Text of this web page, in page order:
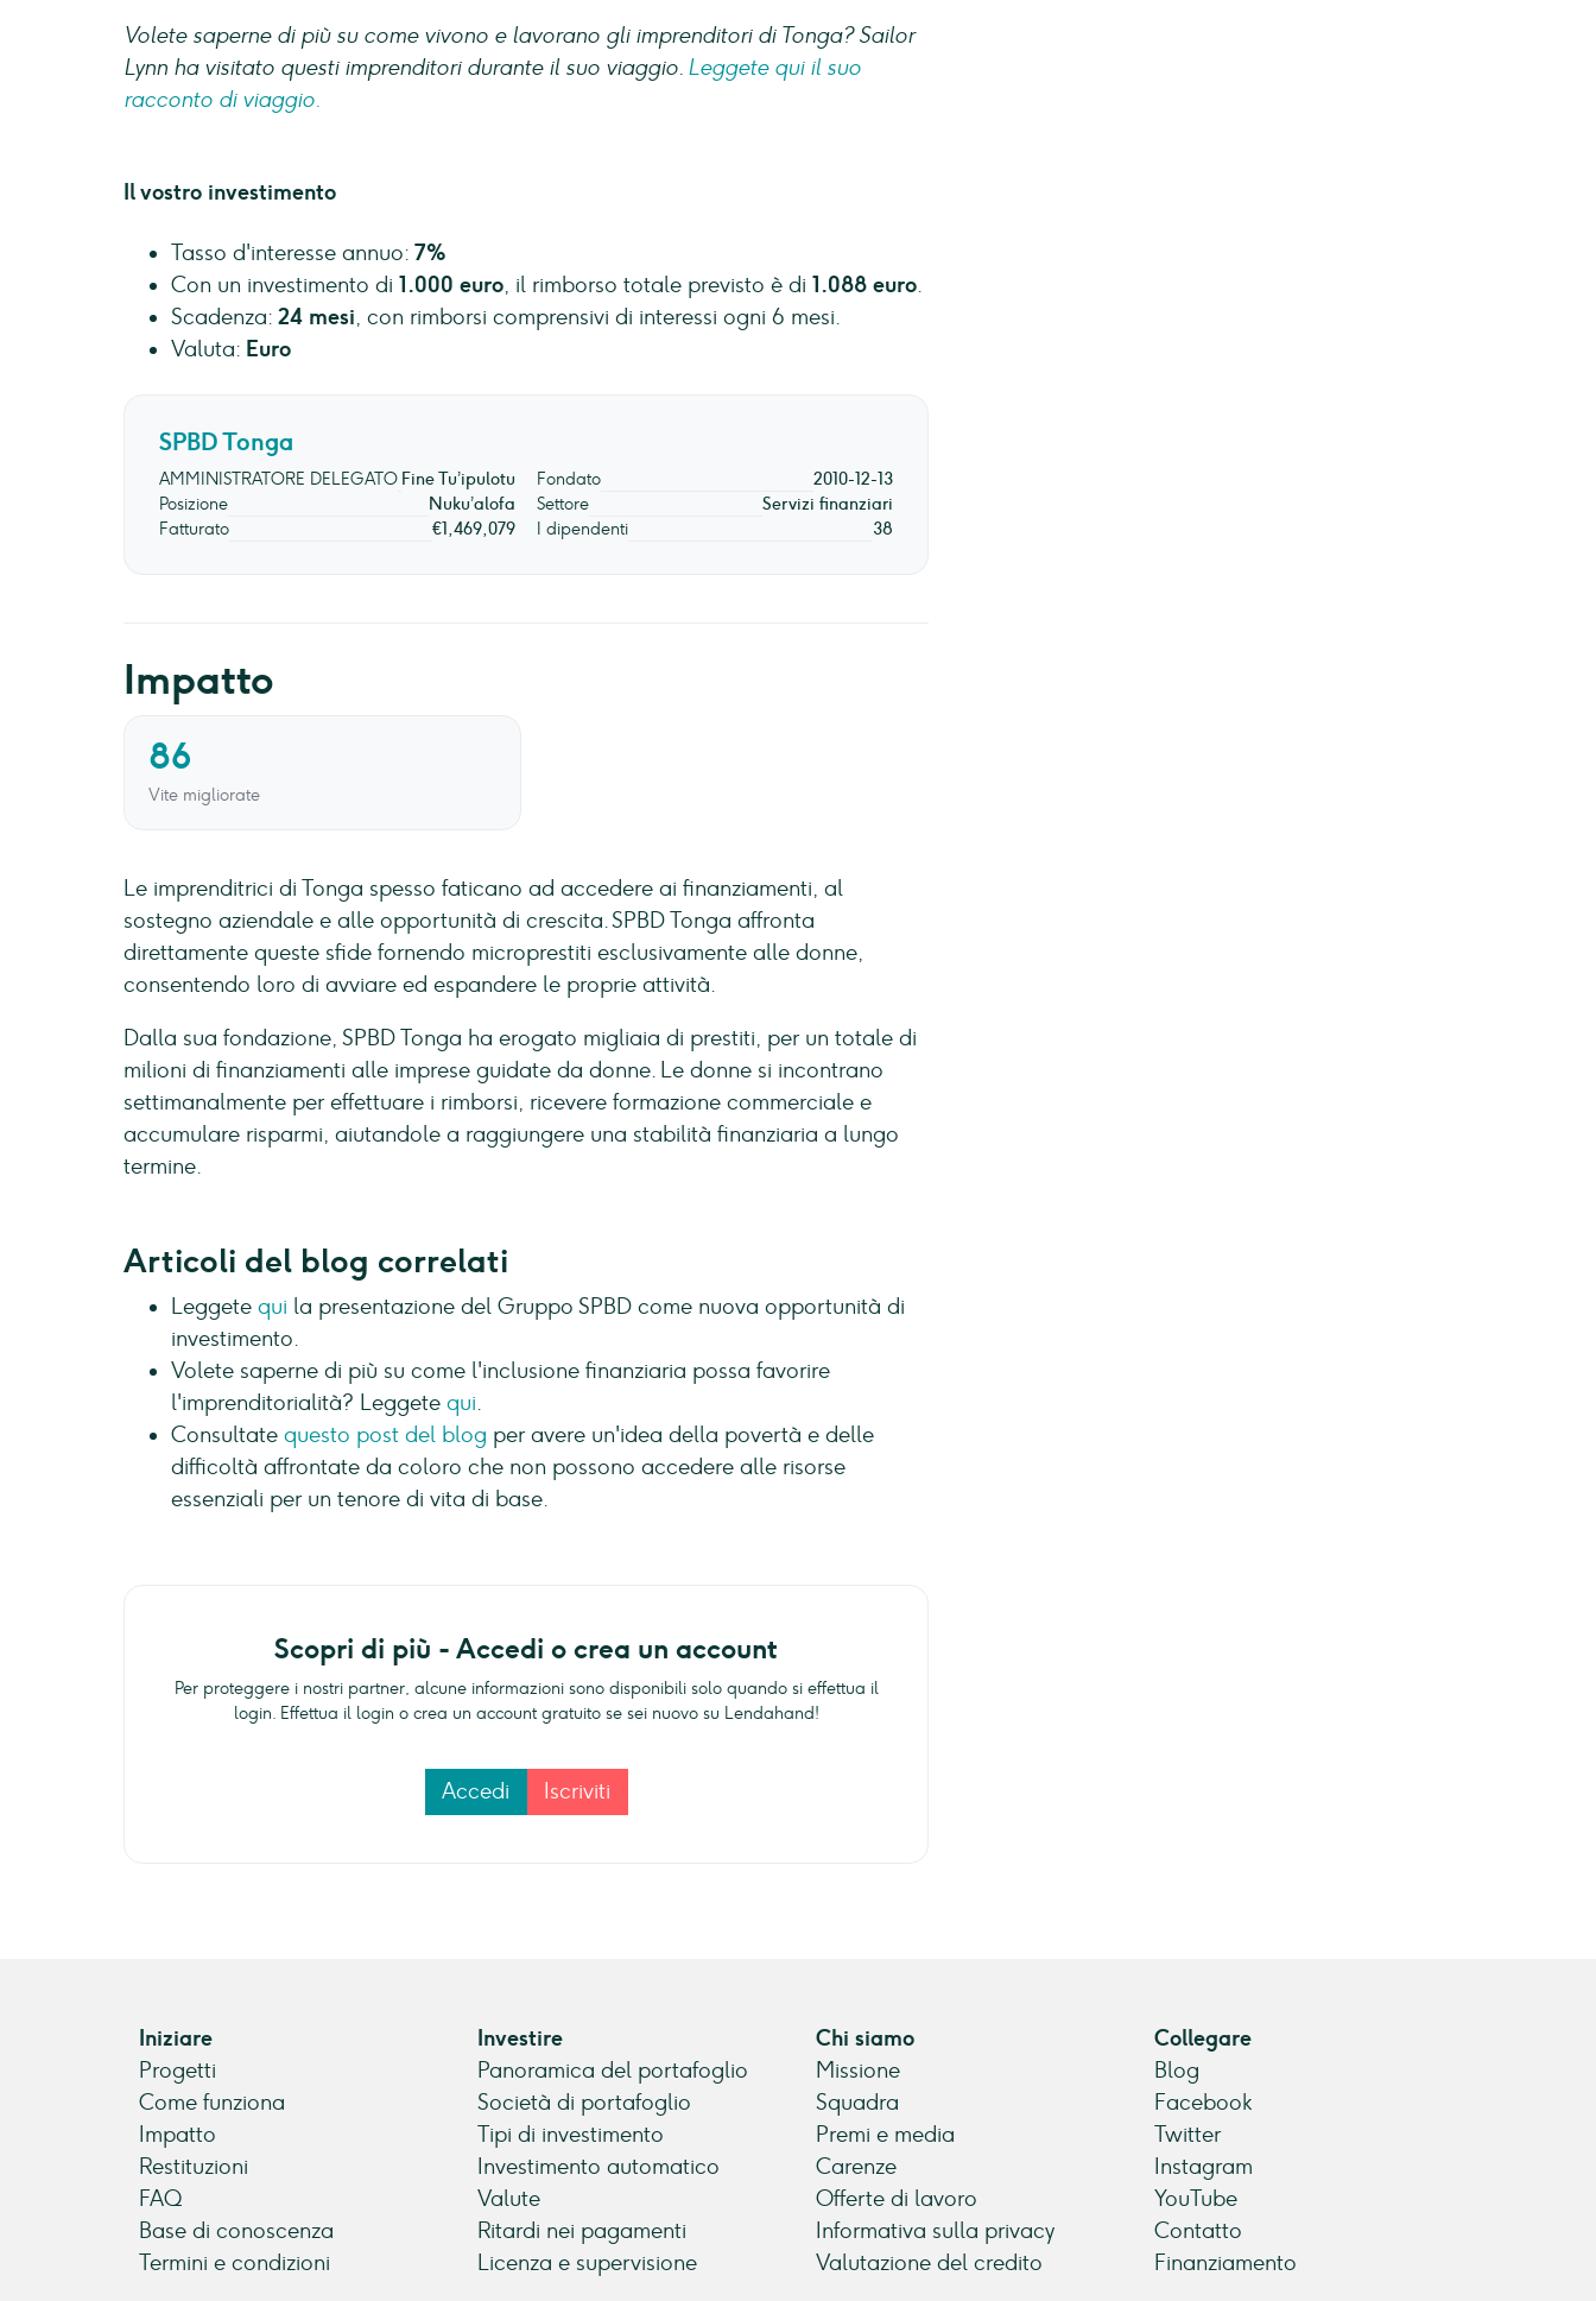
Volete saperne di più su come vivono e lavorano gli imprenditori di Tonga? Sailor
Lynn ha visitato questi imprenditori durante il suo viaggio. Leggete qui il suo
racconto di viaggio.
Il vostro investimento
Tasso d'interesse annuo: 7%
Con un investimento di 1.000 euro, il rimborso totale previsto è di 1.088 euro.
Scadenza: 24 mesi, con rimborsi comprensivi di interessi ogni 6 mesi.
Valuta: Euro
SPBD Tonga
AMMINISTRATORE DELEGATO Fine Tu’ipulotu Fondato
2010-12-13
Posizione
Nuku’alofa Settore
Servizi finanziari
Fatturato
€1,469,079 I dipendenti 38
Impatto
86
Vite migliorate
Le imprenditrici di Tonga spesso faticano ad accedere ai finanziamenti, al
sostegno aziendale e alle opportunità di crescita. SPBD Tonga affronta
direttamente queste sfide fornendo microprestiti esclusivamente alle donne,
consentendo loro di avviare ed espandere le proprie attività.
Dalla sua fondazione, SPBD Tonga ha erogato migliaia di prestiti, per un totale di
milioni di finanziamenti alle imprese guidate da donne. Le donne si incontrano
settimanalmente per effettuare i rimborsi, ricevere formazione commerciale e
accumulare risparmi, aiutandole a raggiungere una stabilità finanziaria a lungo
termine.
Articoli del blog correlati
Leggete qui la presentazione del Gruppo SPBD come nuova opportunità di
investimento.
Volete saperne di più su come l'inclusione finanziaria possa favorire
l'imprenditorialità? Leggete qui.
Consultate questo post del blog per avere un'idea della povertà e delle
difficoltà affrontate da coloro che non possono accedere alle risorse
essenziali per un tenore di vita di base.
Scopri di più - Accedi o crea un account
Per proteggere i nostri partner, alcune informazioni sono disponibili solo quando si effettua il
login. Effettua il login o crea un account gratuito se sei nuovo su Lendahand!
Accedi Iscriviti
Iniziare
Progetti
Come funziona
Impatto
Restituzioni
FAQ
Base di conoscenza
Termini e condizioni
Investire
Panoramica del portafoglio
Società di portafoglio
Tipi di investimento
Investimento automatico
Valute
Ritardi nei pagamenti
Licenza e supervisione
Chi siamo
Missione
Squadra
Premi e media
Carenze
Offerte di lavoro
Informativa sulla privacy
Valutazione del credito
Collegare
Blog
Facebook
Twitter
Instagram
YouTube
Contatto
Finanziamento